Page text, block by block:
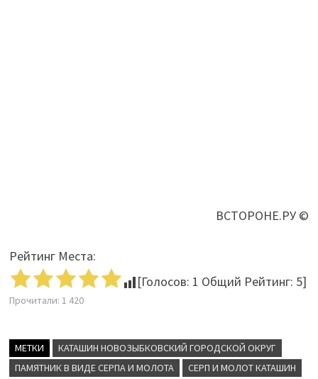
ВСТОРОНЕ.РУ ©
Рейтинг Места:
[Голосов: 1 Общий Рейтинг: 5]
Прочитали: 1 420
МЕТКИ
КАТАШИН НОВОЗЫБКОВСКИЙ ГОРОДСКОЙ ОКРУГ
ПАМЯТНИК В ВИДЕ СЕРПА И МОЛОТА
СЕРП И МОЛОТ КАТАШИН